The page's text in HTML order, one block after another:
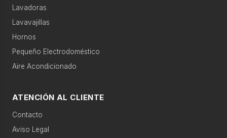
a
s
Gran
electro
›
electro
›
Climatización
›
lavavajillas integrable
aire acondicionado
Categorías relacionadas
Movilidad eléctrica
Agua caliente
Lavadoras
Lavavajillas
Hornos
Pequeño Electrodoméstico
Aire Acondicionado
ATENCIÓN AL CLIENTE
Contacto
Aviso Legal